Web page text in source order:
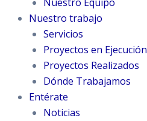
Nuestro trabajo
Servicios
Proyectos en Ejecución
Proyectos Realizados
Dónde Trabajamos
Entérate
Noticias